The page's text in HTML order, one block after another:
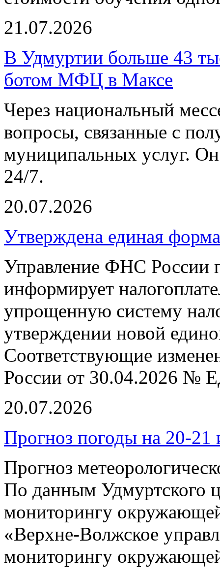
21.07.2026
В Удмуртии больше 43
ботом МФЦ в Максе
Через национальный
вопросы, связанные с
муниципальных услуг.
24/7.
20.07.2026
Утверждена единая
Управление ФНС России
информирует
упрощенную систему
утверждении новой
Соответствующие
России от 30.04.2026 №
20.07.2026
Прогноз погоды на 20-21
Прогноз
По данным Удмуртского
мониторингу
«Верхне-Волжское
мониторингу